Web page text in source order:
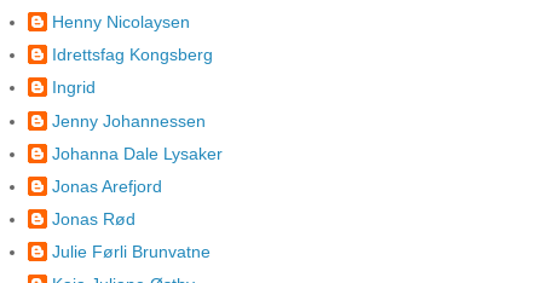
Henny Nicolaysen
Idrettsfag Kongsberg
Ingrid
Jenny Johannessen
Johanna Dale Lysaker
Jonas Arefjord
Jonas Rød
Julie Førli Brunvatne